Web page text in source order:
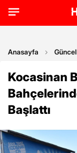
Anasayfa Güncel
Kocasinan
Başlattı